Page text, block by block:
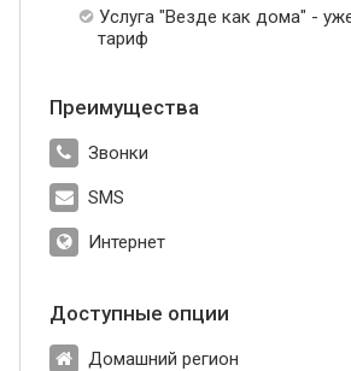
Услуга "Везде как дома" -
тариф
Преимущества
Звонки
SMS
Интернет
Доступные опции
Домашний регион